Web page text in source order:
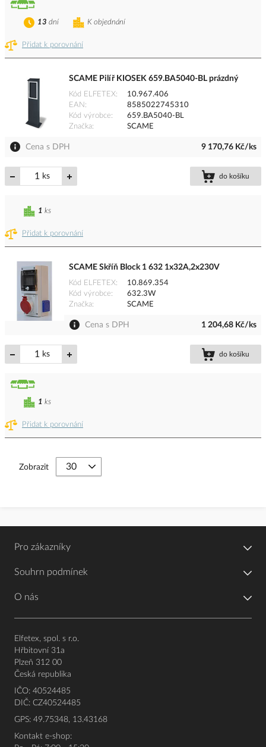
Přidat k porovnání
K objednání
13 dní
SCAME Pilíř KIOSEK 659.BA5040-BL prázdný
Kód ELFETEX
10.967.406
EAN
8585022745310
Kód výrobce
659.BA5040-BL
Značka
SCAME
Cena s DPH 9 170,76 Kč/ks
ks do košíku
Přidat k porovnání
1 ks
SCAME Skříň Block 1 632 1x32A,2x230V
Kód ELFETEX
10.869.354
Kód výrobce
632.3W
Značka
SCAME
Cena s DPH 1 204,68 Kč/ks
ks do košíku
Přidat k porovnání
1 ks
Zobrazit
Pro zákazníky
Souhrn podmínek
O nás
Elfetex, spol. s r.o.
Hřbitovní 31a
Plzeň 312 00
Česká republika
IČO: 40524485
DIČ: CZ40524485
GPS: 49.75348, 13.43168
Kontakt e-shop: